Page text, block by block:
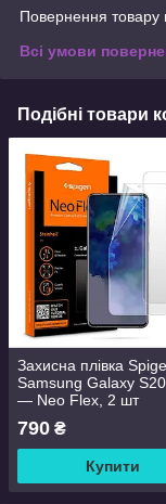
Повернення товару
Всі умови
Подібні товари
Захисна плівка
Samsung Galaxy
— Neo Flex, 2 шт
790 ₴
Купити